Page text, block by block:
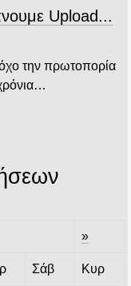
Upload...
την πρωτοπορία
»
Σάβ Κυρ